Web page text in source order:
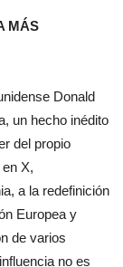
MÁS
Donald
un hecho inédito
del propio
X,
a la redefinición
Europea y
de varios
no es